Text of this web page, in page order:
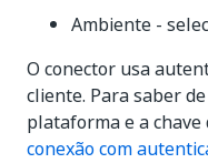
Ambiente -
O conector usa
cliente. Para saber
plataforma e a chave
conexão com